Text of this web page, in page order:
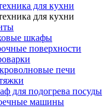
для кухни
для кухни
шкафы
поверхности
печи
для подогрева посуды
машины